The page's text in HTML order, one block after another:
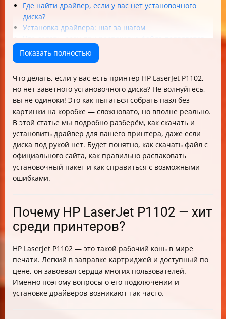
Где найти драйвер, если у вас нет установочного
диска?
Установка драйвера: шаг за шагом
Что делать, если при распаковке файла появляется
ошибка?
Что говорят пользователи?
Чек-лист установки принтера HP LaserJet P1102 без
диска
О принте и файлах: что стоит знать
Легкий способ справиться с установкой: итог
Показать полностью
Что делать, если у вас есть принтер HP LaserJet P1102,
но нет заветного установочного диска? Не волнуйтесь,
вы не одиноки! Это как пытаться собрать пазл без
картинки на коробке — сложновато, но вполне реально.
В этой статье мы подробно разберём, как скачать и
установить драйвер для вашего принтера, даже если
диска под рукой нет. Будет понятно, как скачать файл с
официального сайта, как правильно распаковать
установочный пакет и как справиться с возможными
ошибками.
Почему HP LaserJet P1102 — хит
среди принтеров?
HP LaserJet P1102 — это такой рабочий конь в мире
печати. Легкий в заправке картриджей и доступный по
цене, он завоевал сердца многих пользователей.
Именно поэтому вопросы о его подключении и
установке драйверов возникают так часто.